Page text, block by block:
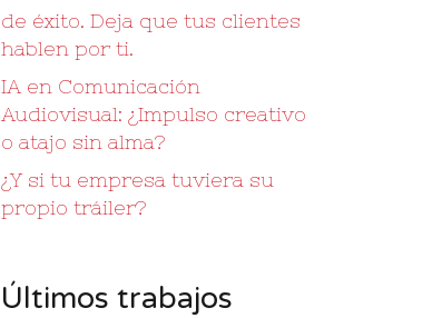
de éxito. Deja que tus clientes
hablen por ti.
IA en Comunicación
Audiovisual: ¿Impulso creativo
o atajo sin alma?
¿Y si tu empresa tuviera su
propio tráiler?
Últimos trabajos